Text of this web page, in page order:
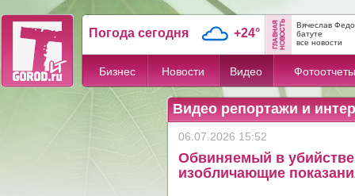
Погода сегодня +24°
Вячеслав
батуте
все новости
Бизнес Новости Видео Фотоотчеты
Видео репортажи и
06.07.2026 15:52
Обвиняемый в убийстве
изобличающие